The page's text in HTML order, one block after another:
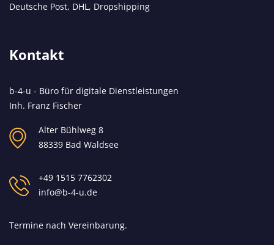
Deutsche Post, DHL, Dropshipping
Kontakt
b-4-u - Büro für digitale Dienstleistungen
Inh. Franz Fischer
Alter Bühlweg 8
88339 Bad Waldsee
+49 1515 7762302
info@b-4-u.de
Termine nach Vereinbarung.